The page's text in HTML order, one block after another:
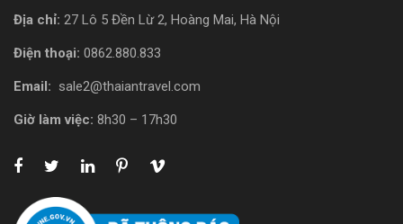
Địa chỉ: 27 Lô 5 Đền Lừ 2, Hoàng Mai, Hà Nội
Điện thoại: 0862.880.833
Email: sale2@thaiantravel.com
Giờ làm việc: 8h30 – 17h30